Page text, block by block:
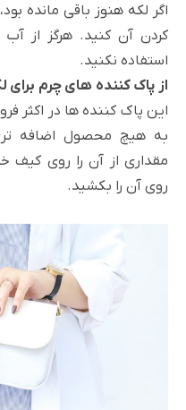
اگر لکه هنوز باقی مانده
کردن آن کنید. هرگز از
استفاده نکنید.
از پاک کننده های چرم برای
این پاک کننده ها در اکثر
به هیچ محصول اضافه
مقداری از آن را روی کیف
روی آن را بکشید.